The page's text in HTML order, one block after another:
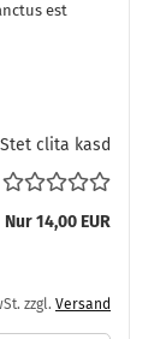
est
Stet clita kasd
Nur 14,00 EUR
zzgl. Versand